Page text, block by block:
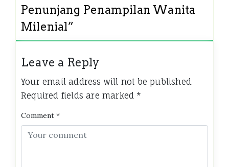
Penunjang Penampilan Wanita
Milenial”
Leave a Reply
Your email address will not be published.
Required fields are marked *
Comment *